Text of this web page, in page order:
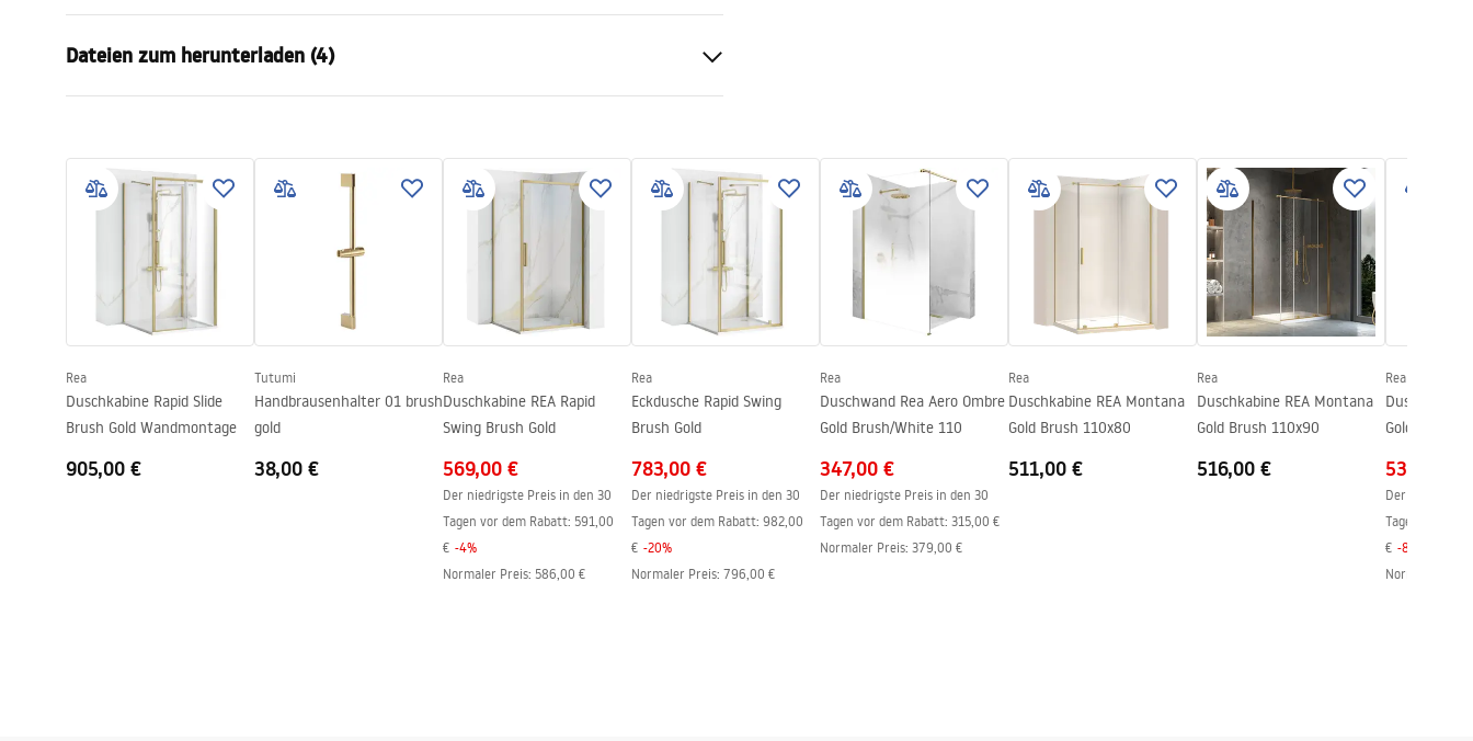
Material
Armaturtyp
Einhebel
Höhenverstellung
Mindesthöhe
Maximalhöhe
Wannenauslauf
Druckregelung
Anti-Calc System
Ja
Beschichtungstechnologie
Anschlussmaß
mm
Dateien zum herunterladen (4)
Safety_Information_Shower_set.p
df
Warranty_Terms_and_Conditions_
Faucets_-_5.pdf
Montageanleitung
shower_set.pdf
Pielęgnacja
Rea
Duschkabine Rapid Slide
Brush Gold Wandmontage
905,00 €
Tutumi
Handbrausenhalter 01 brush
gold
38,00 €
Rea
Duschkabine REA Rapid
Swing Brush Gold
569,00 €
Der niedrigste Preis in den 30
Tagen vor dem Rabatt: 591,00
€ -4%
Normaler Preis: 586,00 €
Rea
Eckdusche Rapid Swing
Brush Gold
783,00 €
Der niedrigste Preis in den 30
Tagen vor dem Rabatt: 982,00
€ -20%
Normaler Preis: 796,00 €
Rea
Duschwand Rea Aero Ombre
Gold Brush/White 110
347,00 €
Der niedrigste Preis in den 30
Tagen vor dem Rabatt: 315,00 €
Normaler Preis: 379,00 €
Rea
Duschkabine REA Montana
Gold Brush 110x80
511,00 €
Rea
Duschkabine REA Montana
Gold Brush 110x90
516,00 €
Rea
Gold Brush
530,00 €
Der niedrigste
Tagen vor dem
€ -8
Normaler Preis